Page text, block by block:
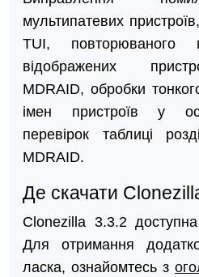
мультипатевих
TUI, повторюваного
відображених
MDRAID, обробки
імен пристроїв у
перевірок таблиці
MDRAID.
Де скачати
Clonezilla 3.3.2
Для отримання
ласка, ознайомтесь з